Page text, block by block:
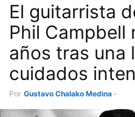
El guitarrista
Phil Campbell
años tras una
cuidados
Por Gustavo Chalako Medina -